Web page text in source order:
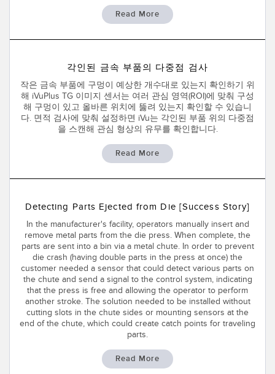
센서 GUI 소프트웨어
TECHNOLOGY
Read More
각인된 금속 부품의 다중점 검사
작은 금속 부품에 구멍이 예상한 개수대로 있는지 확인하기 위
해 iVuPlus TG 이미지 센서는 여러 관심 영역(ROI)에 맞춰 구성
해 구멍이 있고 올바른 위치에 뚫려 있는지 확인할 수 있습니
다. 면적 검사에 맞춰 설정하면 iVu는 각인된 부품 위의 다중점
을 스캔해 관심 형상의 유무를 확인합니다.
Read More
Detecting Parts Ejected from Die [Success Story]
In the manufacturer's facility, operators manually insert and
remove metal parts from the die press. When complete, the
parts are sent into a bin via a metal chute. In order to prevent
die crash (having double parts in the press at once) the
customer needed a sensor that could detect various parts on
the chute and send a signal to the control system, indicating
that the press is free and allowing the operator to perform
another stroke. The solution needed to be installed without
cutting slots in the chute sides or mounting sensors at the
end of the chute, which could create catch points for traveling
parts.
Read More